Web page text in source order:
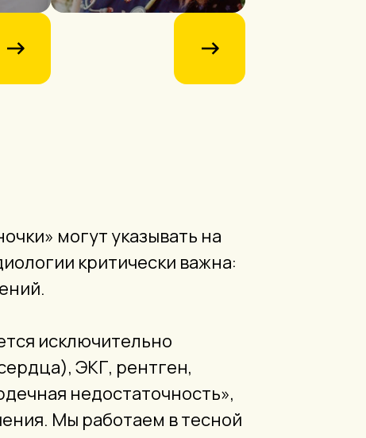
могут указывать на
критически важна:
исключительно
ЭКГ, рентген,
недостаточность»,
Мы работаем в тесной